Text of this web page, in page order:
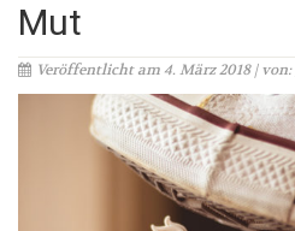
Mut
Veröffentlicht am 4. März 2018 | von: